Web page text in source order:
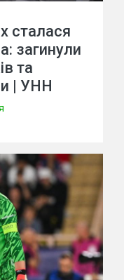
сталася
загинули
та
| УНН